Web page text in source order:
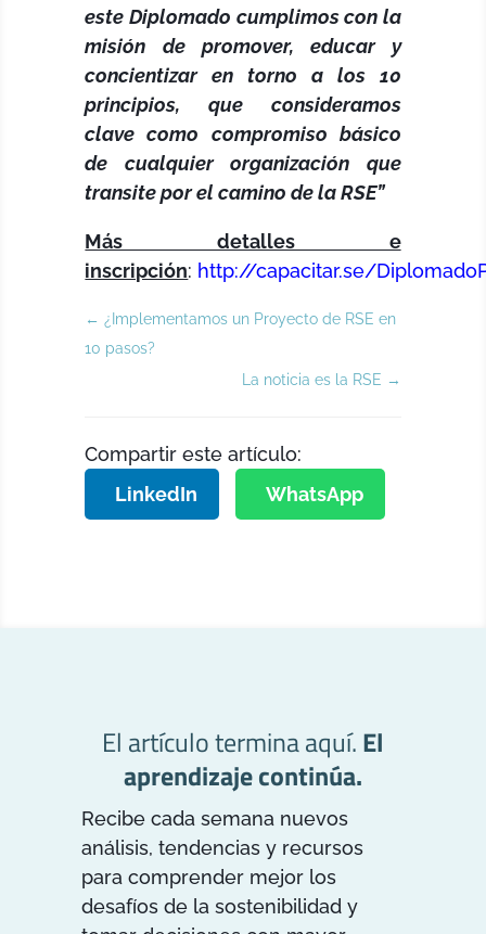
este Diplomado cumplimos con la
misión de promover, educar y
concientizar en torno a los 10
principios, que consideramos
clave como compromiso básico
de cualquier organización que
transite por el camino de la RSE”
Más detalles e
inscripción: http://capacitar.se/
← ¿Implementamos un Proyecto de RSE en
10 pasos?
La noticia es la RSE →
Compartir este artículo:
LinkedIn
WhatsApp
El artículo termina aquí.El
aprendizaje continúa.
Recibe cada semana nuevos
análisis, tendencias y recursos
para comprender mejor los
desafíos de la sostenibilidad y